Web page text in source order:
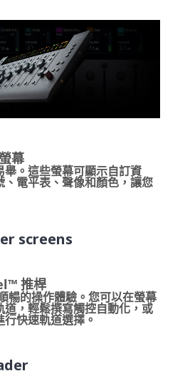
幕
。這些螢幕可顯示自訂資
電平表、聲像和顏色，讓您
推桿
暢的操作體驗。您可以在螢幕
，輕鬆撰寫觸控自動化，或
快速軌道選擇。